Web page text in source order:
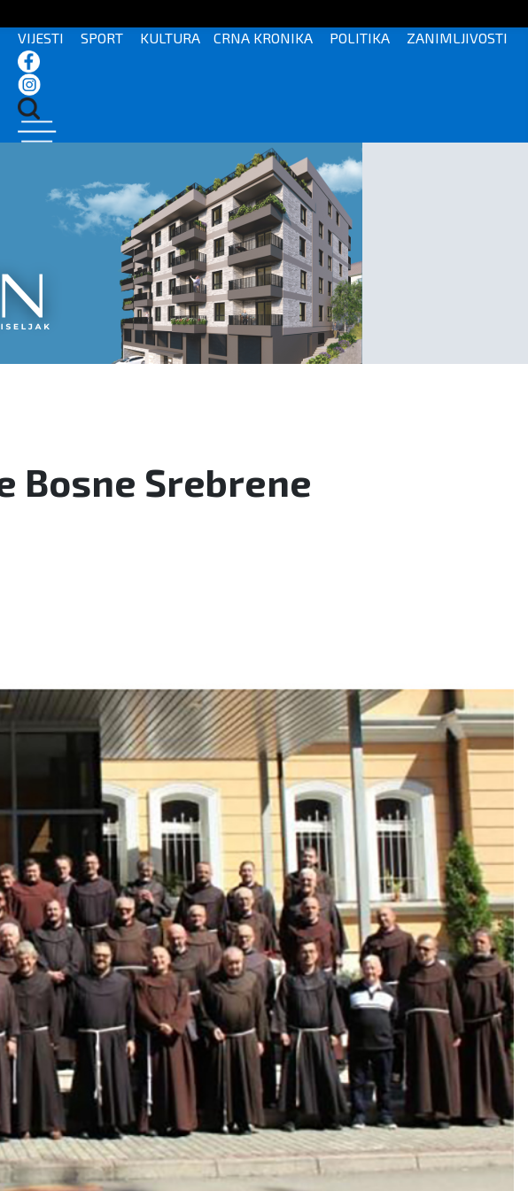
VIJESTI SPORT KULTURA CRNA KRONIKA POLITIKA ZANIMLJIVOSTI
Bosne Srebrene